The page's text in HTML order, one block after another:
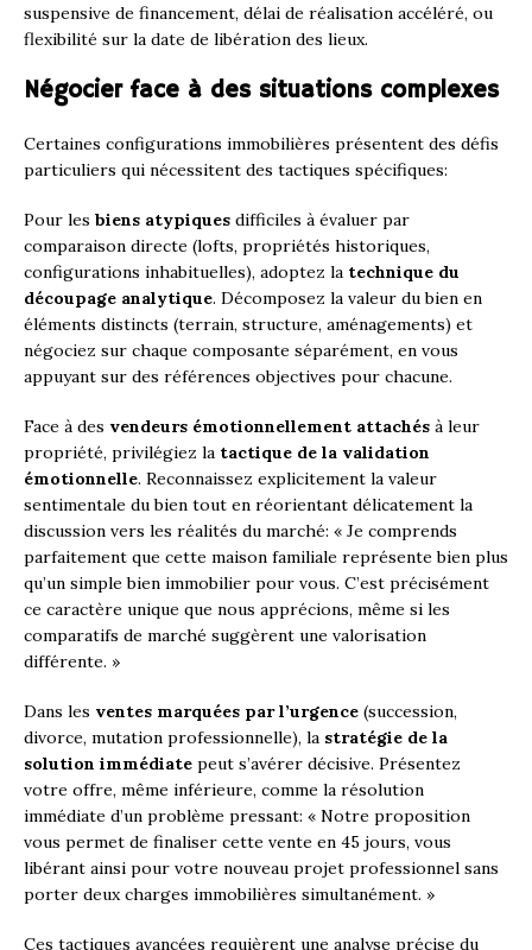
suspensive de financement, délai de réalisation accéléré, ou
flexibilité sur la date de libération des lieux.
Négocier face à des situations complexes
Certaines configurations immobilières présentent des défis
particuliers qui nécessitent des tactiques spécifiques:
Pour les biens atypiques difficiles à évaluer par
comparaison directe (lofts, propriétés historiques,
configurations inhabituelles), adoptez la technique du
découpage analytique. Décomposez la valeur du bien en
éléments distincts (terrain, structure, aménagements) et
négociez sur chaque composante séparément, en vous
appuyant sur des références objectives pour chacune.
Face à des vendeurs émotionnellement attachés à leur
propriété, privilégiez la tactique de la validation
émotionnelle. Reconnaissez explicitement la valeur
sentimentale du bien tout en réorientant délicatement la
discussion vers les réalités du marché: « Je comprends
parfaitement que cette maison familiale représente bien plus
qu’un simple bien immobilier pour vous. C’est précisément
ce caractère unique que nous apprécions, même si les
comparatifs de marché suggèrent une valorisation
différente. »
Dans les ventes marquées par l’urgence (succession,
divorce, mutation professionnelle), la stratégie de la
solution immédiate peut s’avérer décisive. Présentez
votre offre, même inférieure, comme la résolution
immédiate d’un problème pressant: « Notre proposition
vous permet de finaliser cette vente en 45 jours, vous
libérant ainsi pour votre nouveau projet professionnel sans
porter deux charges immobilières simultanément. »
Ces tactiques avancées requièrent une analyse précise du